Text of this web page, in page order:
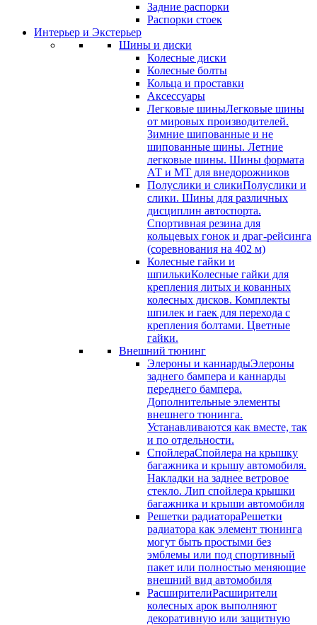
Задние распорки
Распорки стоек
Интерьер и Экстерьер
Шины и диски
Колесные диски
Колесные болты
Кольца и проставки
Аксессуары
Легковые шиныЛегковые шины
от мировых производителей.
Зимние шипованные и не
шипованные шины. Летние
легковые шины. Шины формата
АТ и МТ для внедорожников
Полуслики и сликиПолуслики и
слики. Шины для различных
дисциплин автоспорта.
Спортивная резина для
кольцевых гонок и драг-рейсинга
(соревнования на 402 м)
Колесные гайки и
шпилькиКолесные гайки для
крепления литых и кованных
колесных дисков. Комплекты
шпилек и гаек для перехода с
крепления болтами. Цветные
гайки.
Внешний тюнинг
Элероны и каннардыЭлероны
заднего бампера и каннарды
переднего бампера.
Дополнительные элементы
внешнего тюнинга.
Устанавливаются как вместе, так
и по отдельности.
СпойлераСпойлера на крышку
багажника и крышу автомобиля.
Накладки на заднее ветровое
стекло. Лип спойлера крышки
багажника и крыши автомобиля
Решетки радиатораРешетки
радиатора как элемент тюнинга
могут быть простыми без
эмблемы или под спортивный
пакет или полностью меняющие
внешний вид автомобиля
РасширителиРасширители
колесных арок выполняют
декоративную или защитную